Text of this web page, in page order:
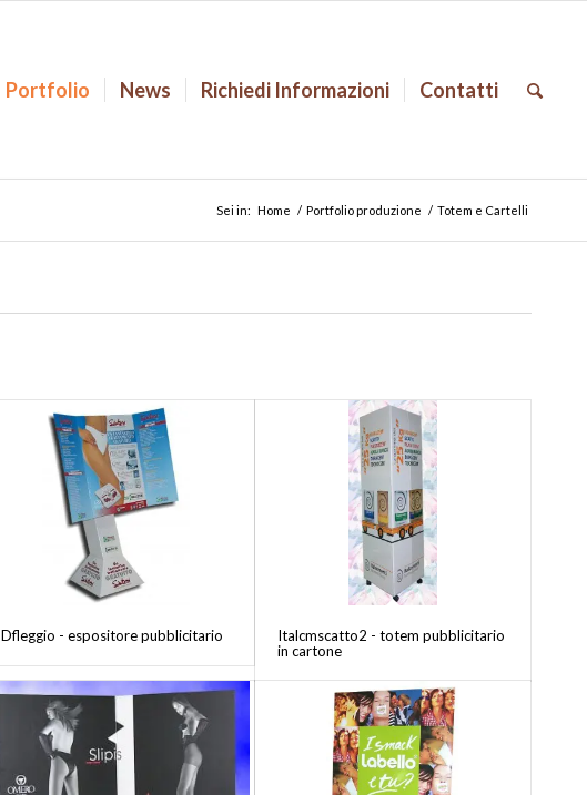
Portfolio News Richiedi Informazioni Contatti
Sei in: Home / Portfolio produzione / Totem e Cartelli
Dfleggio - espositore pubblicitario
Italcmscatto2 - totem pubblicitario
in cartone